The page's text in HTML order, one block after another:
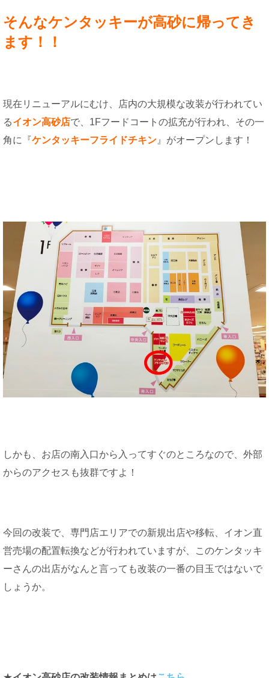
そんなケンタッキーが高砂に帰ってき
ます！！
現在リニューアルにむけ、店内の大規模な改装が行われてい
るイオン高砂店で、1Fフードコートの拡充が行われ、その一
角に『ケンタッキーフライドチキン 』がオープンします！
しかも、お店の南入口から入ってすぐのところなので、外部
からのアクセスも抜群ですよ！
今回の改装で、専門店エリアでの新規出店や移転、イオン直
営売場の配置転換などが行われていますが、このケンタッキ
ーさんの出店がなんと言っても改装の一番の目玉ではないで
しょうか。